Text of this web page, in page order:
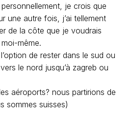
je crois que
une autre fois, j’ai tellement
de la côte que je voudrais
même.
de rester dans le sud ou
le nord jusqu’à zagreb ou
aéroports? nous partirions de
sommes suisses)